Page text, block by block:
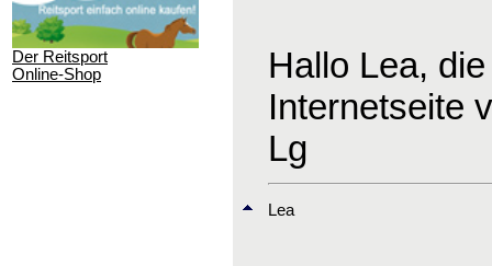
Der Reitsport
Online-Shop
Hallo Lea,
Internetseite
Lg
Lea